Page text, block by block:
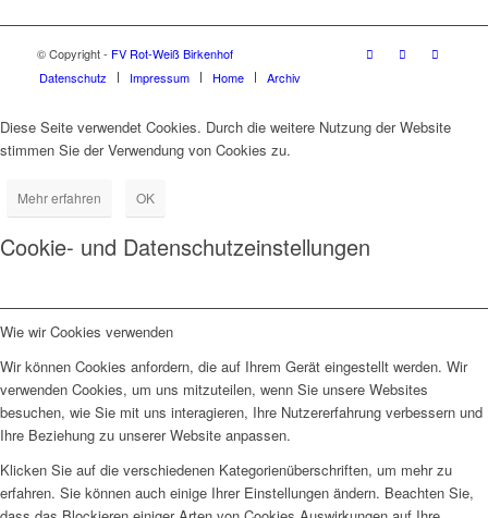
© Copyright - FV Rot-Weiß Birkenhof
Datenschutz
Impressum Home Archiv
Diese Seite verwendet Cookies. Durch die weitere Nutzung der Website
stimmen Sie der Verwendung von Cookies zu.
Mehr erfahren OK
Cookie- und Datenschutzeinstellungen
Wie wir Cookies verwenden
Wir können Cookies anfordern, die auf Ihrem Gerät eingestellt werden. Wir
verwenden Cookies, um uns mitzuteilen, wenn Sie unsere Websites
besuchen, wie Sie mit uns interagieren, Ihre Nutzererfahrung verbessern und
Ihre Beziehung zu unserer Website anpassen.
Klicken Sie auf die verschiedenen Kategorienüberschriften, um mehr zu
erfahren. Sie können auch einige Ihrer Einstellungen ändern. Beachten Sie,